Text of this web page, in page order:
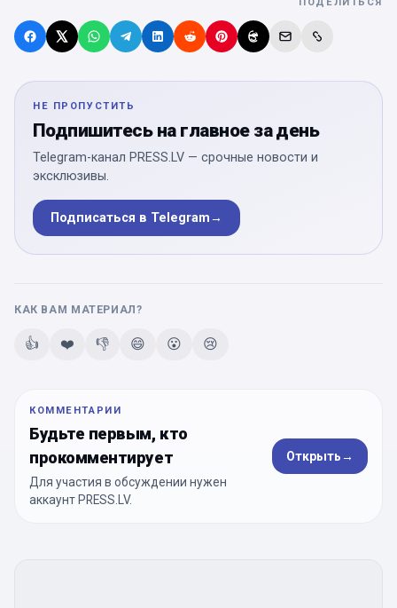
ПОДЕЛИТЬСЯ
НЕ ПРОПУСТИТЬ
Подпишитесь на главное за день
Telegram-канал PRESS.LV — срочные новости и
эксклюзивы.
Подписаться в Telegram→
КАК ВАМ МАТЕРИАЛ?
👍 ❤️ 👎 😄 😮 😢
КОММЕНТАРИИ
Будьте первым, кто
прокомментирует
Для участия в обсуждении нужен
аккаунт PRESS.LV.
Открыть→